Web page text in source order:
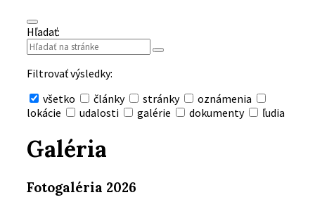
Hľadať:
Filtrovať výsledky:
všetko
články stránky
oznámenia
lokácie
udalosti galérie dokumenty ľudia
vyhľadávanie
Galéria
Fotogaléria 2026